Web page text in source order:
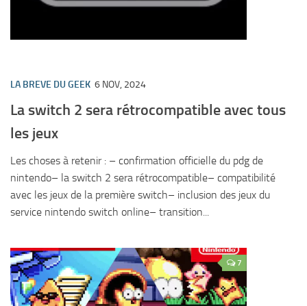
LA BREVE DU GEEK 6 NOV, 2024
La switch 2 sera rétrocompatible avec tous
les jeux
Les choses à retenir : – confirmation officielle du pdg de
nintendo– la switch 2 sera rétrocompatible– compatibilité
avec les jeux de la première switch– inclusion des jeux du
service nintendo switch online– transition...
7